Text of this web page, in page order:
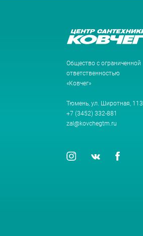
Общество с ограниченной
ответственностью
«Ковчег»
Тюмень, ул. Широтная, 113
+7 (3452) 332-881
zal@kovchegtm.ru